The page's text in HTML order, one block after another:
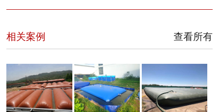
查看所有
相关案例